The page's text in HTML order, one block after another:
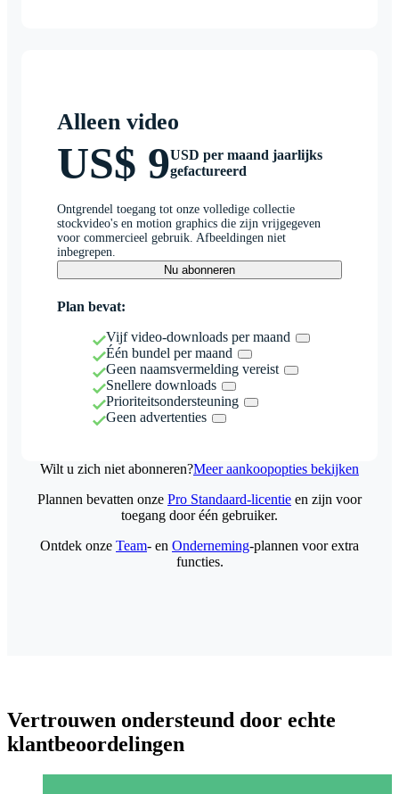
Alleen video
US$ 9USD per maand jaarlijks
gefactureerd
Ontgrendel toegang tot onze volledige collectie
stockvideo's en motion graphics die zijn vrijgegeven
voor commercieel gebruik. Afbeeldingen niet
inbegrepen.
Nu abonneren
Plan bevat:
Vijf video-downloads per maand
Één bundel per maand
Geen naamsvermelding vereist
Snellere downloads
Prioriteitsondersteuning
Geen advertenties
Wilt u zich niet abonneren?Meer aankoopopties bekijken
Plannen bevatten onze Pro Standaard-licentie en zijn voor
toegang door één gebruiker.
Ontdek onze Team- en Onderneming-plannen voor extra
functies.
Vertrouwen ondersteund door echte
klantbeoordelingen